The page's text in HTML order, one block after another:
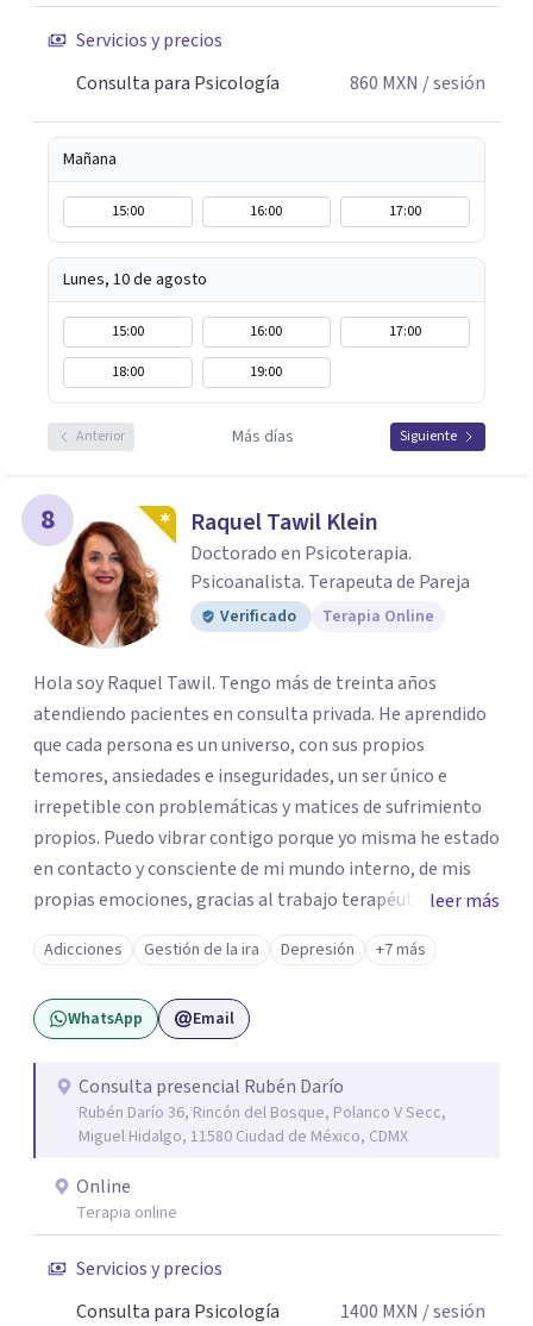
Servicios y precios
Consulta para Psicología
860 MXN / sesión
Mañana
15:00 16:00 17:00
Lunes, 10 de agosto
15:00 16:00
17:00
18:00
19:00
Anterior Más días Siguiente
8 Raquel Tawil Klein
Doctorado en Psicoterapia.
Psicoanalista. Terapeuta de Pareja
Verificado Terapia Online
Hola soy Raquel Tawil. Tengo más de treinta años
atendiendo pacientes en consulta privada. He aprendido
que cada persona es un universo, con sus propios
temores, ansiedades e inseguridades, un ser único e
irrepetible con problemáticas y matices de sufrimiento
propios. Puedo vibrar contigo porque yo misma he estado
en contacto y consciente de mi mundo interno, de mis
propias emociones, gracias al trabajo terapéutico que he
llevado como parte de mi formación como
psicoterapeuta, lo que me permitirá comprenderte
mejor. Nadie puede entender al otro si no se ha puesto en
contacto consigo mismo. Me gustaría acompañarte en
motivo la vida te esta poniendo retos difíciles estoy aquí
para acompañarte y buscar las mejores soluciones. Si
estas sufriendo puedo ayudarte a aminorarlo y resolverlo
a través del trabajo conjunto de recordar, reacomodar,
resignificar y elaborar, para que puedas sentirte mejor,
ser mas productivo y en general tener una vida más feliz.
Mi lema es: PUEDES ESTAR MEJOR.
leer más
Adicciones Gestión de la ira Depresión +7 más
WhatsApp Email
Consulta presencial Rubén Darío
Rubén Darío 36, Rincón del Bosque, Polanco V Secc,
Miguel Hidalgo, 11580 Ciudad de México, CDMX
Online
Terapia online
Servicios y precios
Consulta para Psicología
1400 MXN / sesión